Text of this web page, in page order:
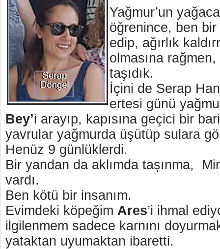
Yağmur’un
öğrenince, ben
edip, ağırlık
olmasına
taşıdık.
İçini de Serap
ertesi günü
Bey’i arayıp, kapısına geçici bir
yavrular yağmurda üşütüp sulara
Henüz 9 günlüklerdi.
Bir yandan da aklımda taşınma,
vardı.
Ben kötü bir insanım.
Evimdeki köpeğim Ares’i ihmal
ilgilenmem sadece karnını
yataktan uyumaktan ibaretti.